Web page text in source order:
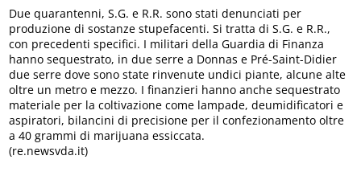
Due quarantenni, S.G. e R.R. sono stati denunciati per
produzione di sostanze stupefacenti. Si tratta di S.G. e R.R.,
con precedenti specifici. I militari della Guardia di Finanza
hanno sequestrato, in due serre a Donnas e Pré-Saint-Didier
due serre dove sono state rinvenute undici piante, alcune alte
oltre un metro e mezzo. I finanzieri hanno anche sequestrato
materiale per la coltivazione come lampade, deumidificatori e
aspiratori, bilancini di precisione per il confezionamento oltre
a 40 grammi di marijuana essiccata.
(re.newsvda.it)